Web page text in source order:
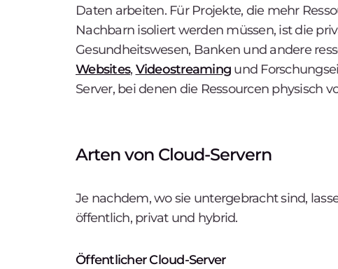
Daten arbeiten. Für Projekte, die mehr
Nachbarn isoliert werden müssen, ist die
Gesundheitswesen, Banken und andere
Websites, Videostreaming und
Server, bei denen die Ressourcen physisch
Arten von Cloud-Servern
Je nachdem, wo sie untergebracht sind,
öffentlich, privat und hybrid.
Öffentlicher Cloud-Server